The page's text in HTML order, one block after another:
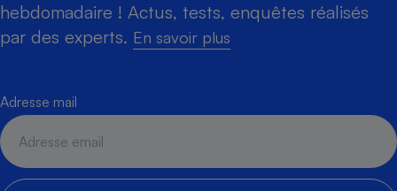
hebdomadaire ! Actus, tests, enquêtes réalisés
par des experts. En savoir plus
Adresse mail